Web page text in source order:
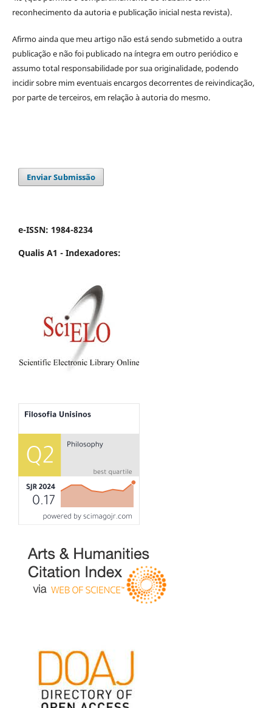
reconhecimento da autoria e publicação inicial nesta revista).
Afirmo ainda que meu artigo não está sendo submetido a outra
publicação e não foi publicado na íntegra em outro periódico e
assumo total responsabilidade por sua originalidade, podendo
incidir sobre mim eventuais encargos decorrentes de reivindicação,
por parte de terceiros, em relação à autoria do mesmo.
Enviar Submissão
e-ISSN: 1984-8234
Qualis A1 - Indexadores: